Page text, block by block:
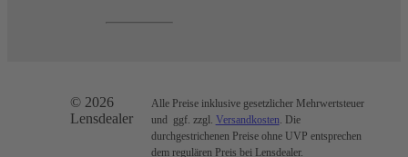
© 2026
Lensdealer
Alle Preise inklusive gesetzlicher Mehrwertsteuer
und ggf. zzgl. Versandkosten . Die
durchgestrichenen Preise ohne UVP entsprechen
dem regulären Preis bei Lensdealer.